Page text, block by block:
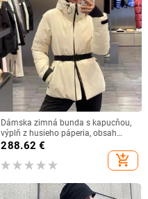
Dámska zimná bunda s kapucňou,
výplň z husieho páperia, obsah
páperia 86-90%, výplň 201-300 g
288.62 €
add_shopping_cart